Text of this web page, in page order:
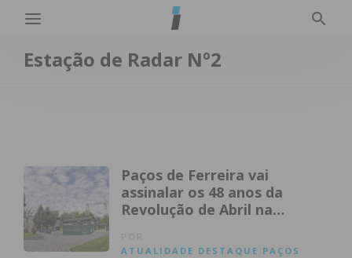
Estação de Radar Nº2
Paços de Ferreira vai
assinalar os 48 anos da
Revolução de Abril na
ATUALIDADE DESTAQUE PAÇOS